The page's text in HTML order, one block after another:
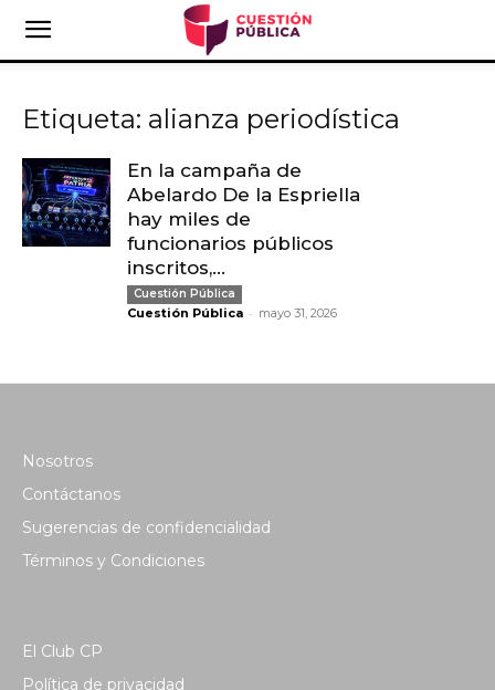
Etiqueta: alianza periodística
En la campaña de
Abelardo De la Espriella
hay miles de
funcionarios públicos
inscritos,...
Cuestión Pública
Cuestión Pública - mayo 31, 2026
Nosotros
Contáctanos
Sugerencias de confidencialidad
Términos y Condiciones
El Club CP
Política de privacidad